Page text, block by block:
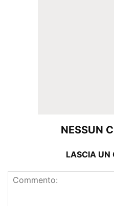
NESSUN
LASCIA UN